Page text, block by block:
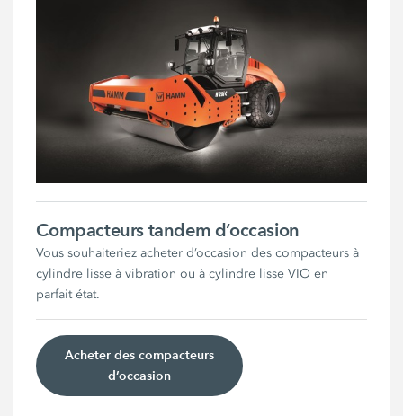
Compacteurs tandem d’occasion
Vous souhaiteriez acheter d’occasion des compacteurs à
cylindre lisse à vibration ou à cylindre lisse VIO en
parfait état.
Acheter des compacteurs
d’occasion